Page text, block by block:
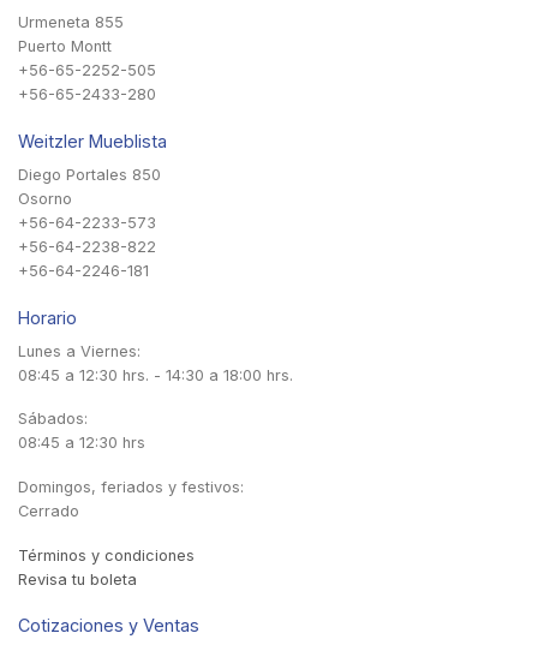
Urmeneta 855
Puerto Montt
+56-65-2252-505
+56-65-2433-280
Weitzler Mueblista
Diego Portales 850
Osorno
+56-64-2233-573
+56-64-2238-822
+56-64-2246-181
Horario
Lunes a Viernes:
08:45 a 12:30 hrs. - 14:30 a 18:00 hrs.
Sábados:
08:45 a 12:30 hrs
Domingos, feriados y festivos:
Cerrado
Términos y condiciones
Revisa tu boleta
Cotizaciones y Ventas